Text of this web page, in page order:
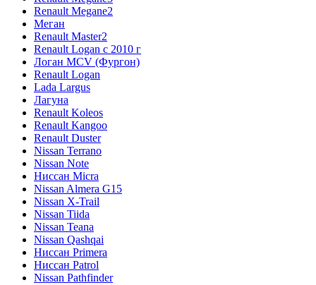
Renault Megane2
Меган
Renault Master2
Renault Logan c 2010 г
Логан МСV (Фургон)
Renault Logan
Lada Largus
Лагуна
Renault Koleos
Renault Kangoo
Renault Duster
Nissan Terrano
Nissan Note
Ниссан Micra
Nissan Almera G15
Nissan X-Trail
Nissan Tiida
Nissan Teana
Nissan Qashqai
Ниссан Primera
Ниссан Patrol
Nissan Pathfinder